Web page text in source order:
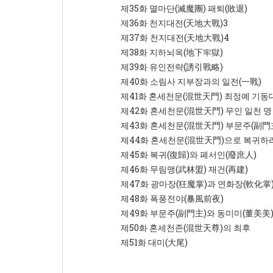
제35화 멸마단(滅魔團) 패퇴(敗退)
제36화 천지대전(天地大戰)3
제37화 천지대전(天地大戰)4
제38화 지하뇌옥(地下牢獄)
제39화 유인전략(誘引戰略)
제40화 소림사 지부장과의 일전(一戰)
제41화 혼세천문(混世天門) 최정예 기동
제42화 혼세천문(混世天門) 무인 일천 명
제43화 혼세천문(混世天門) 부문주(副門
제44화 혼세천문(混世天門)으로 복귀하
제45화 복귀(復歸)와 폐서인(廢庶人)
제46화 무림맹(武林盟) 재건(再建)
제47화 광마장(狂魔掌)과 연화장(軟化掌
제48화 폭풍전야(暴風前夜)
제49화 부문주(副門主)와 동미미(董美美
제50화 혼세천존(混世天尊)의 최후
제51화 대미(大尾)